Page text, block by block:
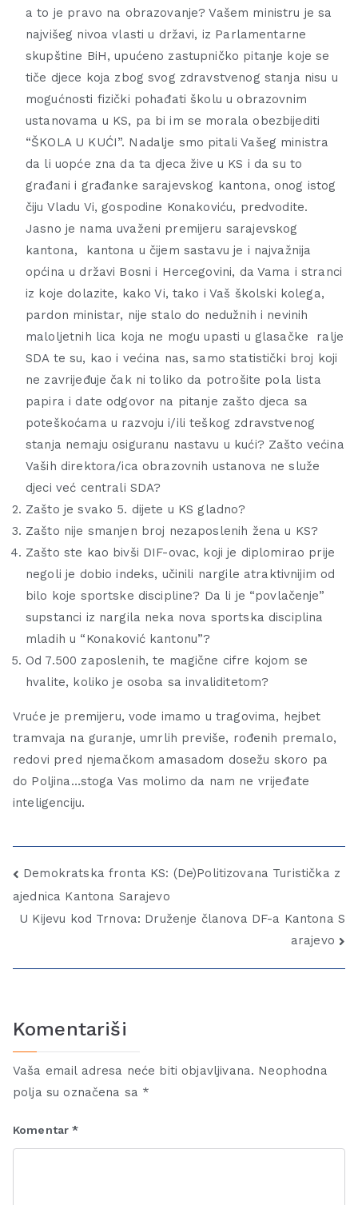
a to je pravo na obrazovanje? Vašem ministru je sa
najvišeg nivoa vlasti u državi, iz Parlamentarne
skupštine BiH, upućeno zastupničko pitanje koje se
tiče djece koja zbog svog zdravstvenog stanja nisu u
mogućnosti fizički pohađati školu u obrazovnim
ustanovama u KS, pa bi im se morala obezbijediti
“ŠKOLA U KUĆI”. Nadalje smo pitali Vašeg ministra
da li uopće zna da ta djeca žive u KS i da su to
građani i građanke sarajevskog kantona, onog istog
čiju Vladu Vi, gospodine Konakoviću, predvodite.
Jasno je nama uvaženi premijeru sarajevskog
kantona, kantona u čijem sastavu je i najvažnija
općina u državi Bosni i Hercegovini, da Vama i stranci
iz koje dolazite, kako Vi, tako i Vaš školski kolega,
pardon ministar, nije stalo do nedužnih i nevinih
maloljetnih lica koja ne mogu upasti u glasačke ralje
SDA te su, kao i većina nas, samo statistički broj koji
ne zavrijeđuje čak ni toliko da potrošite pola lista
papira i date odgovor na pitanje zašto djeca sa
poteškoćama u razvoju i/ili teškog zdravstvenog
stanja nemaju osiguranu nastavu u kući? Zašto većina
Vaših direktora/ica obrazovnih ustanova ne služe
djeci već centrali SDA?
Zašto je svako 5. dijete u KS gladno?
Zašto nije smanjen broj nezaposlenih žena u KS?
Zašto ste kao bivši DIF-ovac, koji je diplomirao prije
negoli je dobio indeks, učinili nargile atraktivnijim od
bilo koje sportske discipline? Da li je “povlačenje”
supstanci iz nargila neka nova sportska disciplina
mladih u “Konaković kantonu”?
Od 7.500 zaposlenih, te magične cifre kojom se
hvalite, koliko je osoba sa invaliditetom?
Vruće je premijeru, vode imamo u tragovima, hejbet
tramvaja na guranje, umrlih previše, rođenih premalo,
redovi pred njemačkom amasadom dosežu skoro pa
do Poljina…stoga Vas molimo da nam ne vrijeđate
inteligenciju.
Demokratska fronta KS: (De)Politizovana Turistička z
ajednica Kantona Sarajevo
U Kijevu kod Trnova: Druženje članova DF-a Kantona S
arajevo
Komentariši
Vaša email adresa neće biti objavljivana. Neophodna
polja su označena sa *
Komentar*